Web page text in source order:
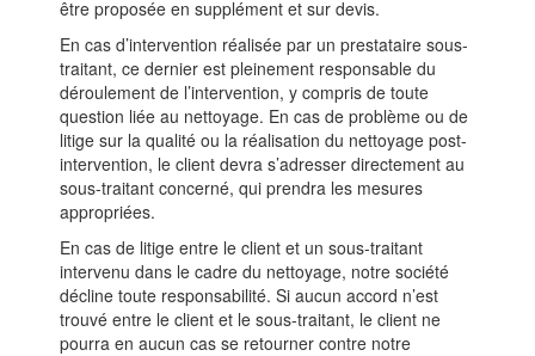
être proposée en supplément et sur devis.
En cas d’intervention réalisée par un prestataire sous-
traitant, ce dernier est pleinement responsable du
déroulement de l’intervention, y compris de toute
question liée au nettoyage. En cas de problème ou de
litige sur la qualité ou la réalisation du nettoyage post-
intervention, le client devra s’adresser directement au
sous-traitant concerné, qui prendra les mesures
appropriées.
En cas de litige entre le client et un sous-traitant
intervenu dans le cadre du nettoyage, notre société
décline toute responsabilité. Si aucun accord n’est
trouvé entre le client et le sous-traitant, le client ne
pourra en aucun cas se retourner contre notre